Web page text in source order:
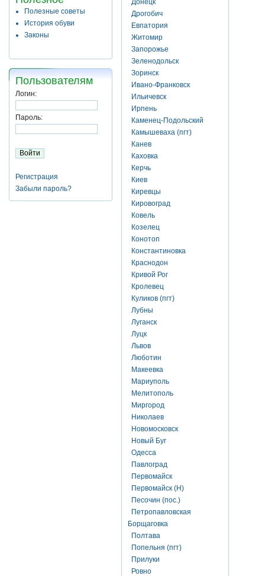
Полезные советы
История обуви
Законы
Пользователям
Логин:
Пароль:
Регистрация
Забыли пароль?
Донецк
Дрогобич
Евпатория
Житомир
Запорожье
Зеленодольск
Зоринск
Ивано-Франковск
Ильичевск
Ирпень
Каменец-Подольский
Камышеваха (пгт)
Канев
Каховка
Керчь
Киев
Киревцы
Кировоград
Ковель
Козелец
Конотоп
Константиновка
Краснодон
Кривой Рог
Кролевец
Куликов (пгт)
Лубны
Луганск
Луцк
Львов
Люботин
Макеевка
Мариуполь
Мелитополь
Миргород
Николаев
Новомосковск
Новый Буг
Одесса
Павлоград
Первомайск
Первомайск (Н)
Песочин (пос.)
Петропавловская
Борщаговка
Полтава
Попельня (пгт)
Прилуки
Ровно